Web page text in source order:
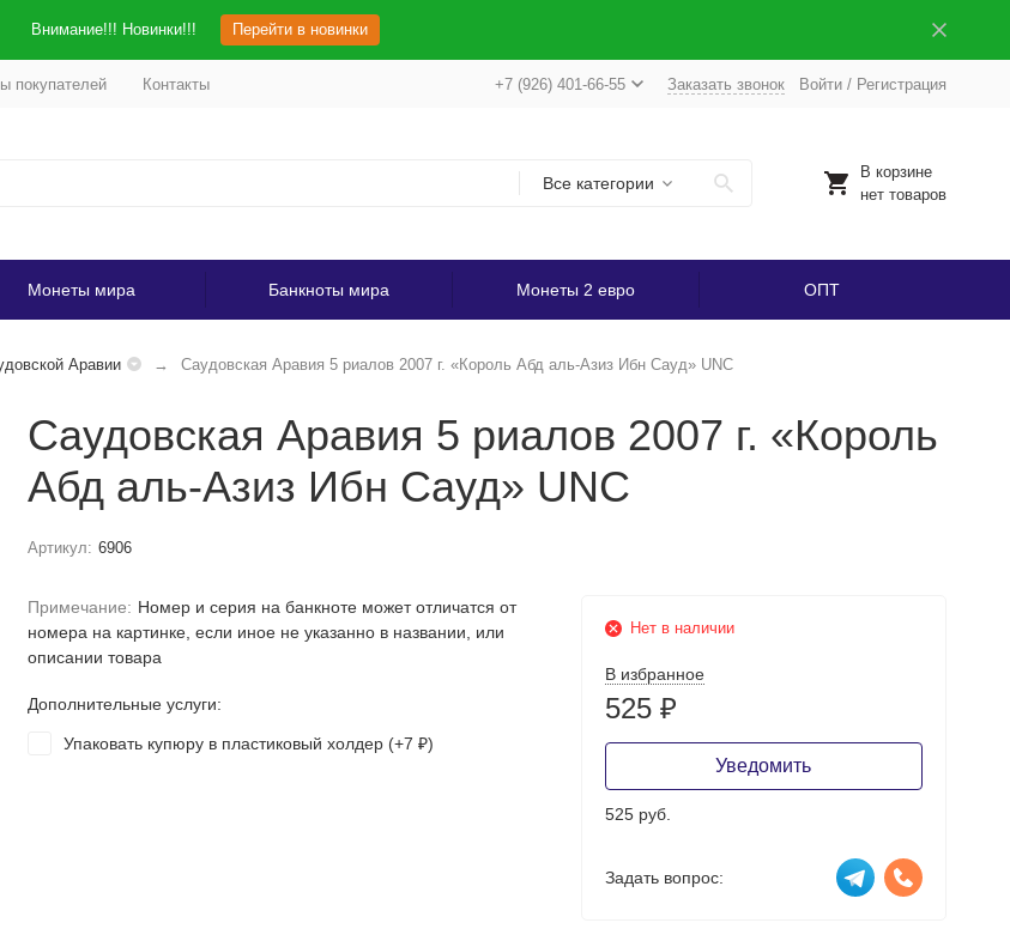
Внимание!!! Новинки!!! Перейти в новинки
покупателей Контакты +7 (926) 401-66-55 Заказать звонок Войти/ Регистрация
Все категории
В корзине
нет товаров
Монеты мира Банкноты мира Монеты 2 евро ОПТ
Аравии Саудовская Аравия 5 риалов 2007 г. «Король Абд аль-Азиз Ибн Сауд» UNC
Саудовская Аравия 5 риалов 2007 г. «Король
Абд аль-Азиз Ибн Сауд» UNC
Артикул: 6906
Примечание: Номер и серия на банкноте может отличатся от
номера на картинке, если иное не указанно в названии, или
описании товара
Дополнительные услуги:
Упаковать купюру в пластиковый холдер (+7 ₽)
Нет в наличии
В избранное
525 ₽
Уведомить
525 руб.
Задать вопрос: